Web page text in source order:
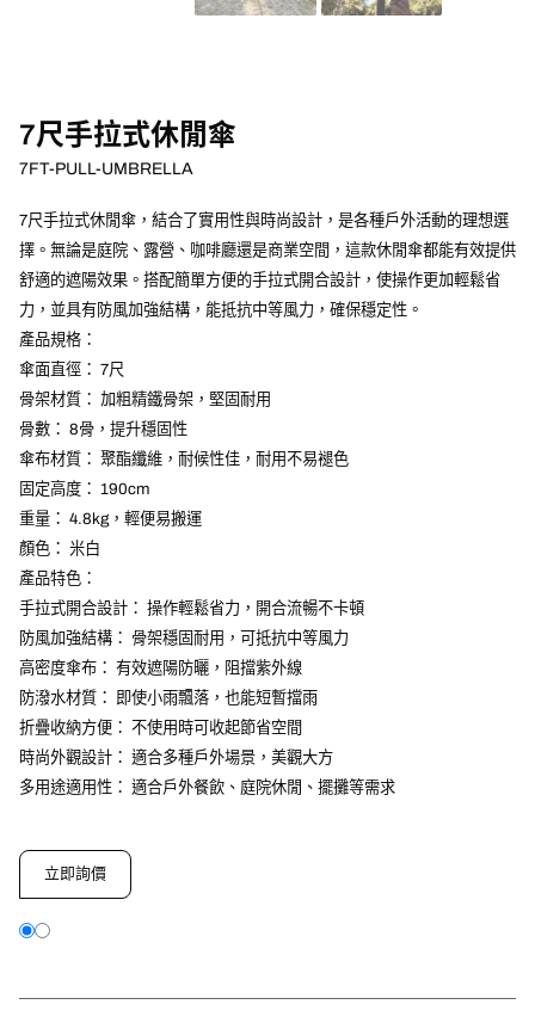
7尺手拉式休閒傘
7FT-PULL-UMBRELLA
7尺手拉式休閒傘，結合了實用性與時尚設計，是各種戶外活動的理想選
擇。無論是庭院、露營、咖啡廳還是商業空間，這款休閒傘都能有效提供
舒適的遮陽效果。搭配簡單方便的手拉式開合設計，使操作更加輕鬆省
力，並具有防風加強結構，能抵抗中等風力，確保穩定性。
產品規格：
傘面直徑： 7尺
骨架材質： 加粗精鐵骨架，堅固耐用
骨數： 8骨，提升穩固性
傘布材質： 聚酯纖維，耐候性佳，耐用不易褪色
固定高度： 190cm
重量： 4.8kg，輕便易搬運
顏色： 米白
產品特色：
手拉式開合設計： 操作輕鬆省力，開合流暢不卡頓
防風加強結構： 骨架穩固耐用，可抵抗中等風力
高密度傘布： 有效遮陽防曬，阻擋紫外線
防潑水材質： 即使小雨飄落，也能短暫擋雨
折疊收納方便： 不使用時可收起節省空間
時尚外觀設計： 適合多種戶外場景，美觀大方
多用途適用性： 適合戶外餐飲、庭院休閒、擺攤等需求
立即詢價
close